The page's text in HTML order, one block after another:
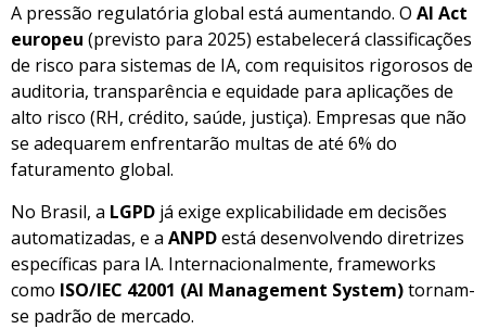
A pressão regulatória global está aumentando. O AI Act
europeu (previsto para 2025) estabelecerá classificações
de risco para sistemas de IA, com requisitos rigorosos de
auditoria, transparência e equidade para aplicações de
alto risco (RH, crédito, saúde, justiça). Empresas que não
se adequarem enfrentarão multas de até 6% do
faturamento global.
No Brasil, a LGPD já exige explicabilidade em decisões
automatizadas, e a ANPDestá desenvolvendo diretrizes
específicas para IA. Internacionalmente, frameworks
como ISO/IEC 42001 (AI Management System)tornam-
se padrão de mercado.